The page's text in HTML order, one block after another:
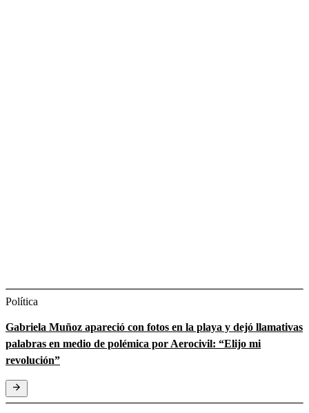
Política
Gabriela Muñoz apareció con fotos en la playa y dejó llamativas
palabras en medio de polémica por Aerocivil: “Elijo mi
revolución”